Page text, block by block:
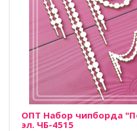
ОПТ Набор чипборда
эл. ЧБ-4515